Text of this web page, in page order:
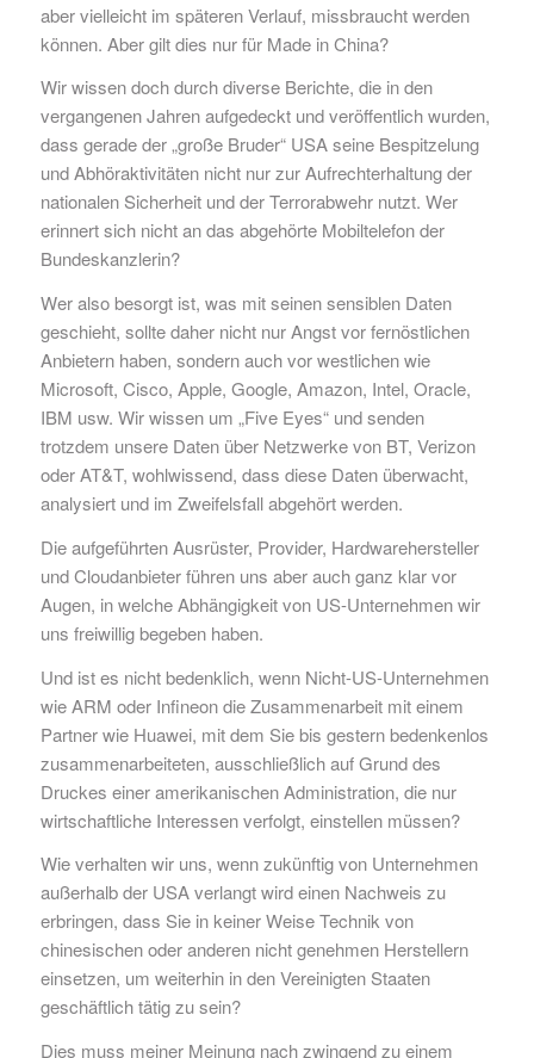
aber vielleicht im späteren Verlauf, missbraucht werden
können. Aber gilt dies nur für Made in China?
Wir wissen doch durch diverse Berichte, die in den
vergangenen Jahren aufgedeckt und veröffentlich wurden,
dass gerade der „große Bruder“ USA seine Bespitzelung
und Abhöraktivitäten nicht nur zur Aufrechterhaltung der
nationalen Sicherheit und der Terrorabwehr nutzt. Wer
erinnert sich nicht an das abgehörte Mobiltelefon der
Bundeskanzlerin?
Wer also besorgt ist, was mit seinen sensiblen Daten
geschieht, sollte daher nicht nur Angst vor fernöstlichen
Anbietern haben, sondern auch vor westlichen wie
Microsoft, Cisco, Apple, Google, Amazon, Intel, Oracle,
IBM usw. Wir wissen um „Five Eyes“ und senden
trotzdem unsere Daten über Netzwerke von BT, Verizon
oder AT&T, wohlwissend, dass diese Daten überwacht,
analysiert und im Zweifelsfall abgehört werden.
Die aufgeführten Ausrüster, Provider, Hardwarehersteller
und Cloudanbieter führen uns aber auch ganz klar vor
Augen, in welche Abhängigkeit von US-Unternehmen wir
uns freiwillig begeben haben.
Und ist es nicht bedenklich, wenn Nicht-US-Unternehmen
wie ARM oder Infineon die Zusammenarbeit mit einem
Partner wie Huawei, mit dem Sie bis gestern bedenkenlos
zusammenarbeiteten, ausschließlich auf Grund des
Druckes einer amerikanischen Administration, die nur
wirtschaftliche Interessen verfolgt, einstellen müssen?
Wie verhalten wir uns, wenn zukünftig von Unternehmen
außerhalb der USA verlangt wird einen Nachweis zu
erbringen, dass Sie in keiner Weise Technik von
chinesischen oder anderen nicht genehmen Herstellern
einsetzen, um weiterhin in den Vereinigten Staaten
geschäftlich tätig zu sein?
Dies muss meiner Meinung nach zwingend zu einem